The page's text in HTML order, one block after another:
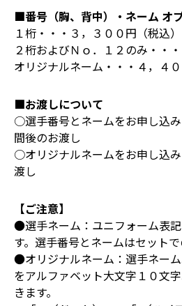
■番号（胸、背中）・ネーム オ
１桁・・・３，３００円（税込）
２桁およびＮｏ．１２のみ・・
オリジナルネーム・・・４，４０
■お渡しについて
○選手番号とネームをお申し込
間後のお渡し
○オリジナルネームをお申し込
渡し
【ご注意】
●選手ネーム：ユニフォーム表
す。選手番号とネームはセットで
●オリジナルネーム：選手ネー
をアルファベット大文字１０文
きます。